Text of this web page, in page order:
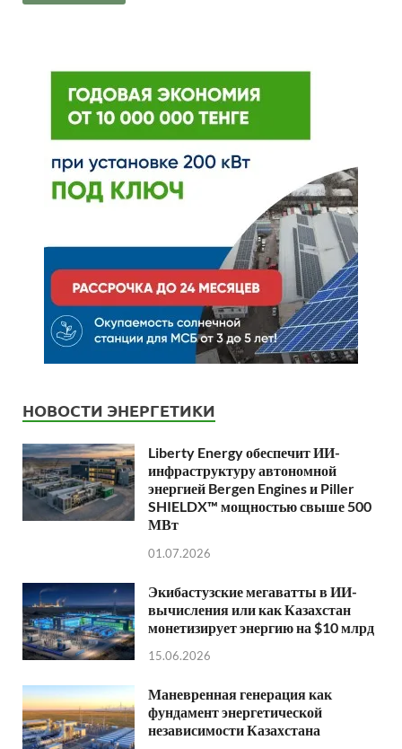
НОВОСТИ ЭНЕРГЕТИКИ
Liberty Energy обеспечит ИИ-
инфраструктуру автономной
энергией Bergen Engines и Piller
SHIELDX™ мощностью свыше 500
МВт
01.07.2026
Экибастузские мегаватты в ИИ-
вычисления или как Казахстан
монетизирует энергию на $10 млрд
15.06.2026
Маневренная генерация как
фундамент энергетической
независимости Казахстана